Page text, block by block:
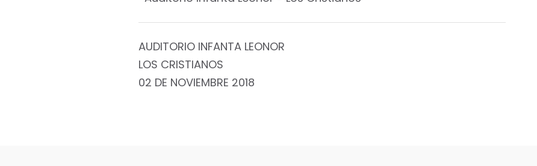
AUDITORIO INFANTA LEONOR
LOS CRISTIANOS
02 DE NOVIEMBRE 2018